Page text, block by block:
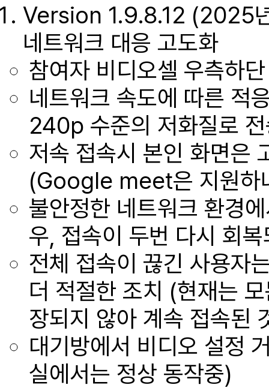
Version 1.9.8.12 (2025
네트워크 대응 고도화
참여자 비디오셀 우측하
네트워크 속도에 따른 적
240p 수준의 저화질로
저속 접속시 본인 화면은
(Google meet은 지원하
불안정한 네트워크 환경
우, 접속이 두번 다시 회
전체 접속이 끊긴 사용자
더 적절한 조치 (현재는
장되지 않아 계속 접속된
대기방에서 비디오 설정
실에서는 정상 동작중)